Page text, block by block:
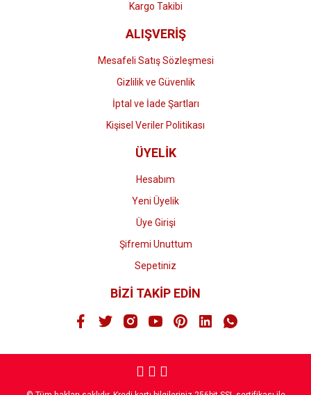
Kargo Takibi
ALIŞVERİŞ
Mesafeli Satış Sözleşmesi
Gizlilik ve Güvenlik
İptal ve İade Şartları
Kişisel Veriler Politikası
ÜYELİK
Hesabım
Yeni Üyelik
Üye Girişi
Şifremi Unuttum
Sepetiniz
BİZİ TAKİP EDİN